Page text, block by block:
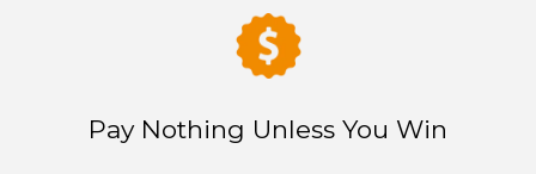
Pay Nothing Unless You Win